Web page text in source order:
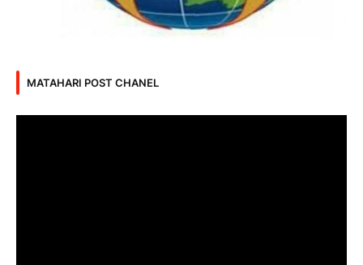
MATAHARI POST CHANEL